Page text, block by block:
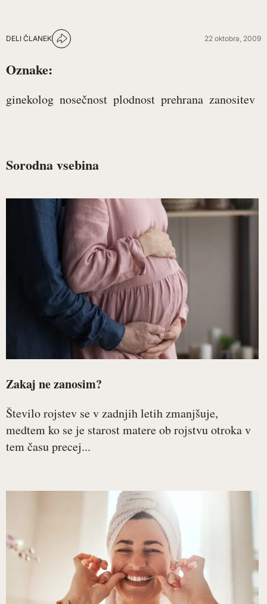
DELI ČLANEK 22 oktobra, 2009
Oznake:
ginekolog nosečnost plodnost prehrana zanositev
Sorodna vsebina
Zakaj ne zanosim?
Število rojstev se v zadnjih letih zmanjšuje,
medtem ko se je starost matere ob rojstvu otroka v
tem času precej...